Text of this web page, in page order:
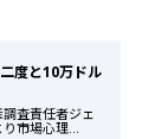
度と10万ドル
査責任者ジェ
市場心理...